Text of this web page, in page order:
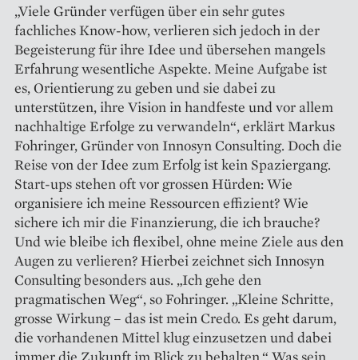
„Viele Gründer verfügen über ein sehr gutes
fachliches Know-how, verlieren sich jedoch in der
Begeisterung für ihre Idee und übersehen mangels
Erfahrung wesentliche Aspekte. Meine Aufgabe ist
es, Orientierung zu geben und sie dabei zu
unterstützen, ihre Vision in handfeste und vor allem
nachhaltige Erfolge zu verwandeln“, erklärt Markus
Fohringer, Gründer von Innosyn Consulting. Doch die
Reise von der Idee zum Erfolg ist kein Spaziergang.
Start-ups stehen oft vor grossen Hürden: Wie
organisiere ich meine Ressourcen effizient? Wie
sichere ich mir die Finanzierung, die ich brauche?
Und wie bleibe ich flexibel, ohne meine Ziele aus den
Augen zu verlieren? Hierbei zeichnet sich Innosyn
Consulting besonders aus. „Ich gehe den
pragmatischen Weg“, so Fohringer. „Kleine Schritte,
grosse Wirkung – das ist mein Credo. Es geht darum,
die vorhandenen Mittel klug einzusetzen und dabei
immer die Zukunft im Blick zu behalten.“ Was sein